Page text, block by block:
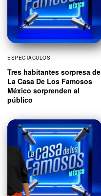
ESPECTÁCULOS
Tres habitantes sorpresa de
La Casa De Los Famosos
México sorprenden al
público